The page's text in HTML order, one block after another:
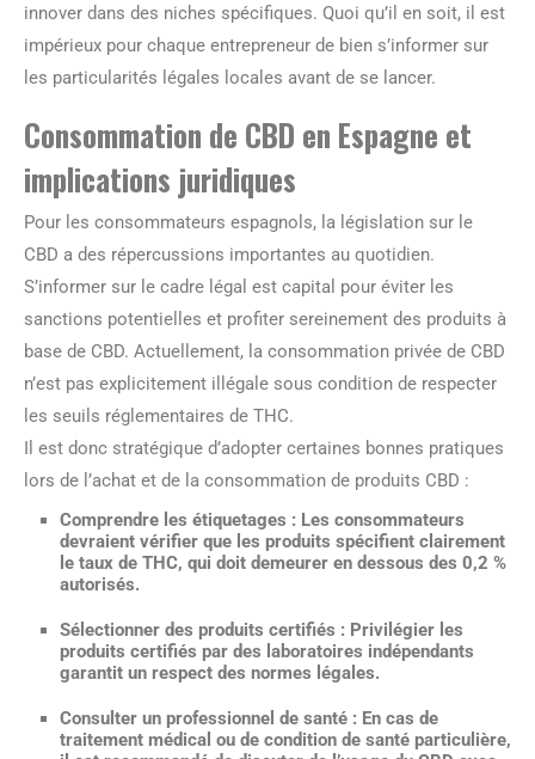
innover dans des niches spécifiques. Quoi qu’il en soit, il est
impérieux pour chaque entrepreneur de bien s’informer sur
les particularités légales locales avant de se lancer.
Consommation de CBD en Espagne et
implications juridiques
Pour les consommateurs espagnols, la législation sur le
CBD a des répercussions importantes au quotidien.
S’informer sur le cadre légal est capital pour éviter les
sanctions potentielles et profiter sereinement des produits à
base de CBD. Actuellement, la consommation privée de CBD
n’est pas explicitement illégale sous condition de respecter
les seuils réglementaires de THC.
Il est donc stratégique d’adopter certaines bonnes pratiques
lors de l’achat et de la consommation de produits CBD :
Comprendre les étiquetages : Les consommateurs
devraient vérifier que les produits spécifient clairement
le taux de THC, qui doit demeurer en dessous des 0,2 %
autorisés.
Sélectionner des produits certifiés : Privilégier les
produits certifiés par des laboratoires indépendants
garantit un respect des normes légales.
Consulter un professionnel de santé : En cas de
traitement médical ou de condition de santé particulière,